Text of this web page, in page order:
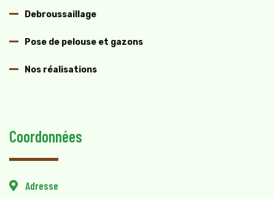
Debroussaillage
Pose de pelouse et gazons
Nos réalisations
Coordonnées
Adresse